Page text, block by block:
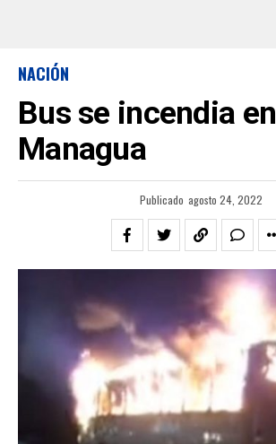
NACIÓN
Bus se incendia en
Managua
Publicado agosto 24, 2022